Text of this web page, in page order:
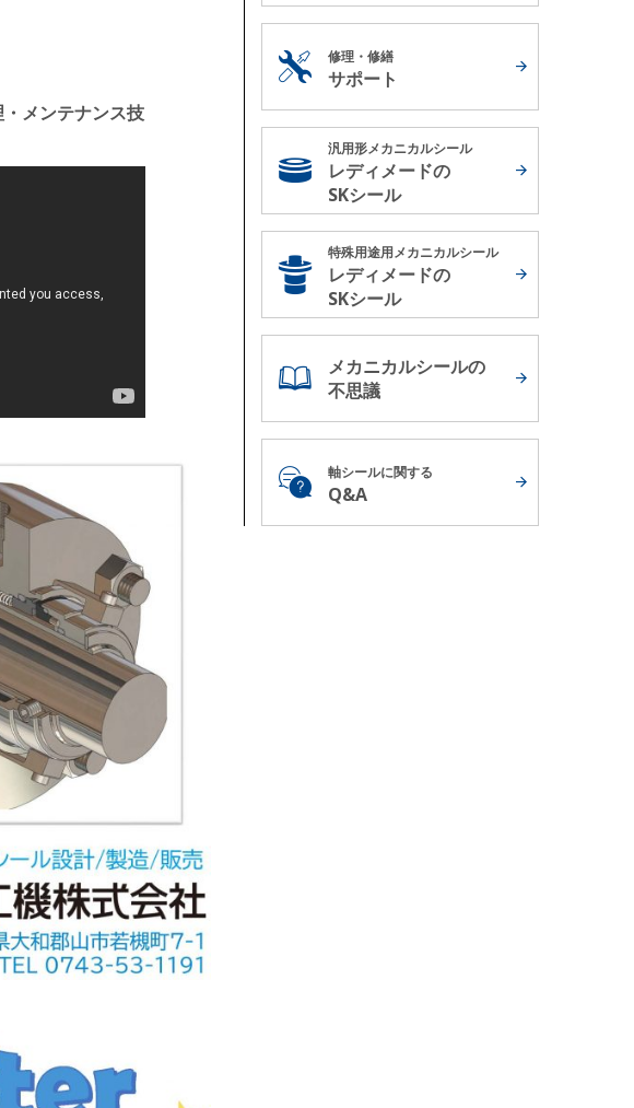
・メンテナンス技
修理・修繕
サポート
汎用形メカニカルシール
レディメードの
SKシール
特殊用途用メカニカルシール
レディメードの
SKシール
メカニカルシールの
不思議
軸シールに関する
Q&A